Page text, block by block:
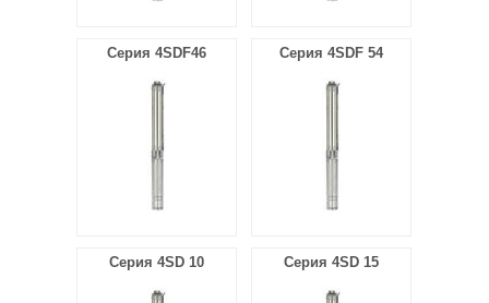
Серия 4SDF46 Серия 4SDF 54
Серия 4SD 10 Серия 4SD 15